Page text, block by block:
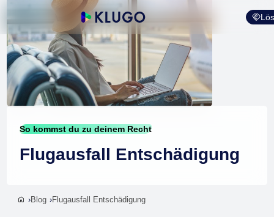
So kommst du zu deinem Recht
Flugausfall Entschädigung
Blog Flugausfall Entschädigung